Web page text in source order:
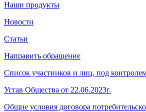
Наши продукты
Новости
Статьи
Направить обращение
Список участников и лиц, под
Устав Общества от 22.06.2023г.
Общие условия договора